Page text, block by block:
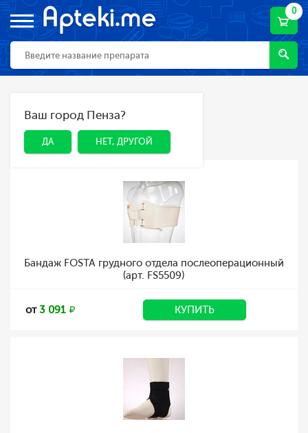
0
ДА НЕТ, ДРУГОЙ
Ваш город Пенза?
ДА НЕТ, ДРУГОЙ
Главная Каталог Ортопедия
Ортопедия
Бандаж FOSTA грудного отдела послеоперационный
(арт. FS5509)
от3 091 КУПИТЬ